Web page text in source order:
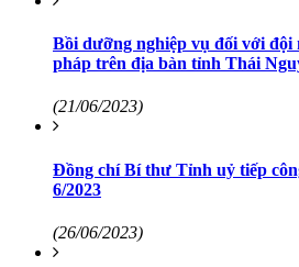
Bồi dưỡng nghiệp vụ đối với
pháp trên địa bàn tỉnh Thái
(21/06/2023)
Đồng chí Bí thư Tỉnh uỷ tiếp
6/2023
(26/06/2023)